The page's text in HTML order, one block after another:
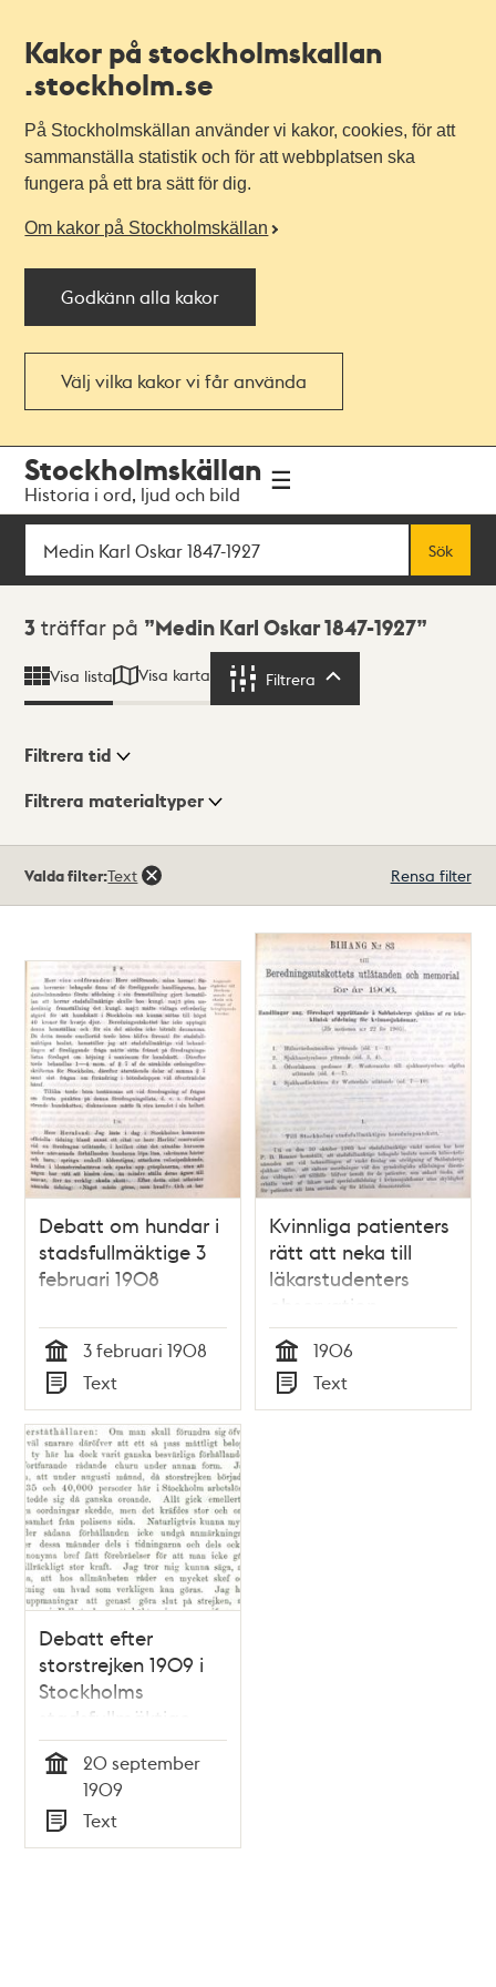
Kakor på stockholmskallan
.stockholm.se
På Stockholmskällan använder vi kakor, cookies, för att
sammanställa statistik och för att webbplatsen ska
fungera på ett bra sätt för dig.
Om kakor på Stockholmskällan
Godkänn alla kakor
Välj vilka kakor vi får använda
navigationen
huvudinnehållet
Stockholmskällan
Historia i ord, ljud och bild
Sök
Sök
Sökresultat
3 träffar på Medin Karl Oskar 1847-1927
Visa lista Visa karta Filtrera
Visningsläge
Filtrera tid
Filtrera materialtyper
träffar
Valda filter:Text Rensa filter
Debatt om hundar i
stadsfullmäktige 3
februari 1908
Tid
3 februari 1908
Typ
Text
Kvinnliga patienters
rätt att neka till
läkarstudenters
observation -
debatt i
stadsfullmäktige
1906
Tid
1906
Typ
Text
Debatt efter
storstrejken 1909 i
Stockholms
stadsfullmäktige
20 september
1909
Typ
Text